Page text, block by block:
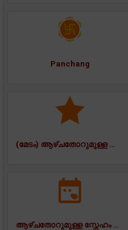
Panchang
(മേടം) ആഴ്ചതോറുമുള്ള ജാതകം
ആഴ്ചതോറുമുള്ള സ്നേഹം ജാതകം